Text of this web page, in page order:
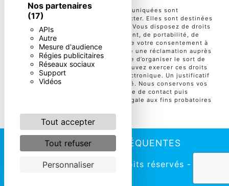
Nos partenaires
(17)
APIs
Autre
Mesure d'audience
Régies publicitaires
Réseaux sociaux
Support
Vidéos
Tout accepter
Tout refuser
Personnaliser
** Les données personnelles communiquées sont
nécessaires aux fins de vous contacter. Elles sont destinées
à l'entreprise et ses sous-traitants. Vous disposez de droits
d’accès, de rectification, d’effacement, de portabilité, de
limitation, d’opposition, de retrait de votre consentement à
tout moment et du droit d’introduire une réclamation auprès
d’une autorité de contrôle, ainsi que d’organiser le sort de
vos données post-mortem. Vous pouvez exercer ces droits
par voie postale ou par courrier électronique. Un justificatif
d'identité pourra vous être demandé. Nous conservons vos
données pendant la période de prise de contact puis
pendant la durée de prescription légale aux fins probatoires
RECHERCHES FRÉQUENTES
Vistalid- 2026 - Tous droits réservés -